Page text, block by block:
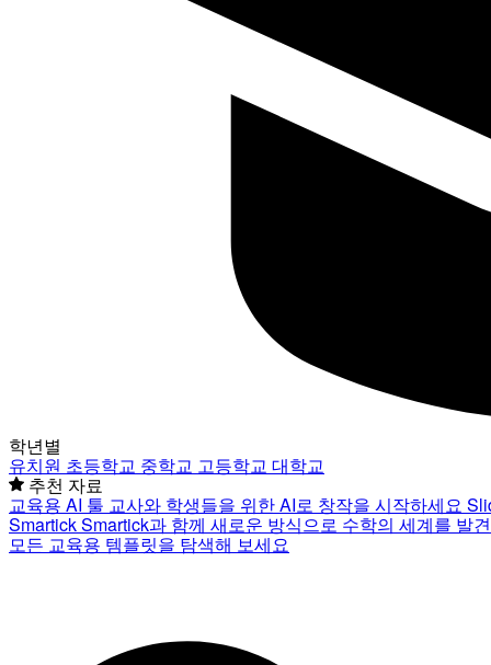
학년별
유치원 초등학교 중학교 고등학교 대학교
추천 자료
교육용 AI 툴 교사와 학생들을 위한 AI로 창작을 시작하세요
SmartickSmartick과 함께 새로운 방식으로 수학의 세계를 발
모든 교육용 템플릿을 탐색해 보세요